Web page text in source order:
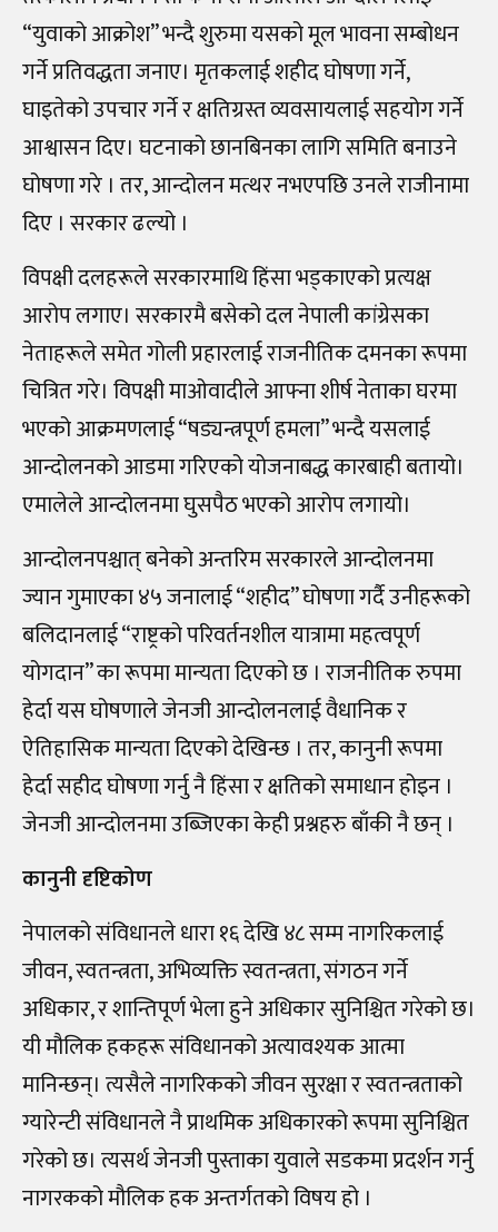
“युवाको आक्रोश” भन्दै शुरुमा यसको मूल भावना सम्बोधन
गर्ने प्रतिवद्धता जनाए। मृतकलाई शहीद घोषणा गर्ने,
घाइतेको उपचार गर्ने र क्षतिग्रस्त व्यवसायलाई सहयोग गर्ने
आश्वासन दिए। घटनाको छानबिनका लागि समिति बनाउने
घोषणा गरे । तर, आन्दोलन मत्थर नभएपछि उनले राजीनामा
दिए । सरकार ढल्यो ।
विपक्षी दलहरूले सरकारमाथि हिंसा भड्काएको प्रत्यक्ष
आरोप लगाए। सरकारमै बसेको दल नेपाली कांग्रेसका
नेताहरूले समेत गोली प्रहारलाई राजनीतिक दमनका रूपमा
चित्रित गरे। विपक्षी माओवादीले आफ्ना शीर्ष नेताका घरमा
भएको आक्रमणलाई “षड्यन्त्रपूर्ण हमला” भन्दै यसलाई
आन्दोलनको आडमा गरिएको योजनाबद्ध कारबाही बतायो।
एमालेले आन्दोलनमा घुसपैठ भएको आरोप लगायो।
आन्दोलनपश्चात् बनेको अन्तरिम सरकारले आन्दोलनमा
ज्यान गुमाएका ४५ जनालाई “शहीद” घोषणा गर्दै उनीहरूको
बलिदानलाई “राष्ट्रको परिवर्तनशील यात्रामा महत्वपूर्ण
योगदान” का रूपमा मान्यता दिएको छ । राजनीतिक रुपमा
हेर्दा यस घोषणाले जेनजी आन्दोलनलाई वैधानिक र
ऐतिहासिक मान्यता दिएको देखिन्छ । तर, कानुनी रूपमा
हेर्दा सहीद घोषणा गर्नु नै हिंसा र क्षतिको समाधान होइन ।
जेनजी आन्दोलनमा उब्जिएका केही प्रश्नहरु बाँकी नै छन् ।
कानुनी दृष्टिकोण
नेपालको संविधानले धारा १६ देखि ४८ सम्म नागरिकलाई
जीवन, स्वतन्त्रता, अभिव्यक्ति स्वतन्त्रता, संगठन गर्ने
अधिकार, र शान्तिपूर्ण भेला हुने अधिकार सुनिश्चित गरेको छ।
यी मौलिक हकहरू संविधानको अत्यावश्यक आत्मा
मानिन्छन्। त्यसैले नागरिकको जीवन सुरक्षा र स्वतन्त्रताको
ग्यारेन्टी संविधानले नै प्राथमिक अधिकारको रूपमा सुनिश्चित
गरेको छ। त्यसर्थ जेनजी पुस्ताका युवाले सडकमा प्रदर्शन गर्नु
नागरकको मौलिक हक अन्तर्गतको विषय हो ।